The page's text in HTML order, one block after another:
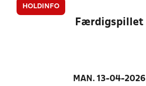
HOLDINFO
Færdigspillet
MAN. 13-04-2026